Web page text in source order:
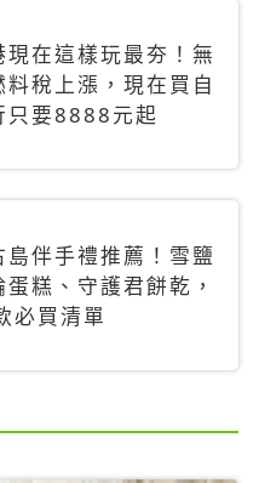
現在這樣玩最夯！無
料稅上漲，現在買自
只要8888元起
島伴手禮推薦！雪鹽
蛋糕、守護君餅乾，
必買清單